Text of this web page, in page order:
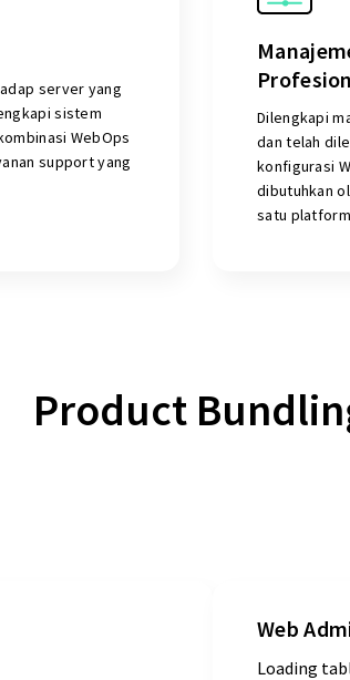
server yang
sistem
WebOps
support yang
Dilengkapi
dan telah
konfigurasi
dibutuhkan
satu
Product
Web
Loading